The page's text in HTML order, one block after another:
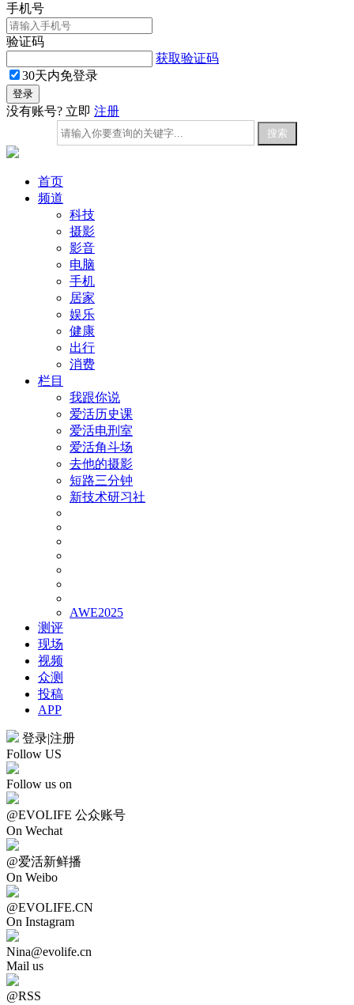
手机号
验证码
获取验证码
30天内免登录
没有账号? 立即 注册
首页
频道
科技
摄影
影音
电脑
手机
居家
娱乐
健康
出行
消费
栏目
我跟你说
爱活历史课
爱活电刑室
爱活角斗场
去他的摄影
短路三分钟
新技术研习社
AWE2025
测评
现场
视频
众测
投稿
APP
登录|注册
Follow US
Follow us on
@EVOLIFE 公众账号
On Wechat
@爱活新鲜播
On Weibo
@EVOLIFE.CN
On Instagram
Nina@evolife.cn
Mail us
@RSS